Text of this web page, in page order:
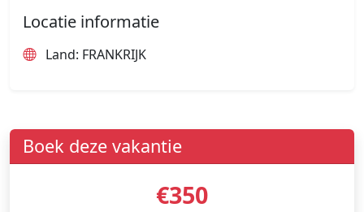
Locatie informatie
Land: FRANKRIJK
Boek deze vakantie
€350